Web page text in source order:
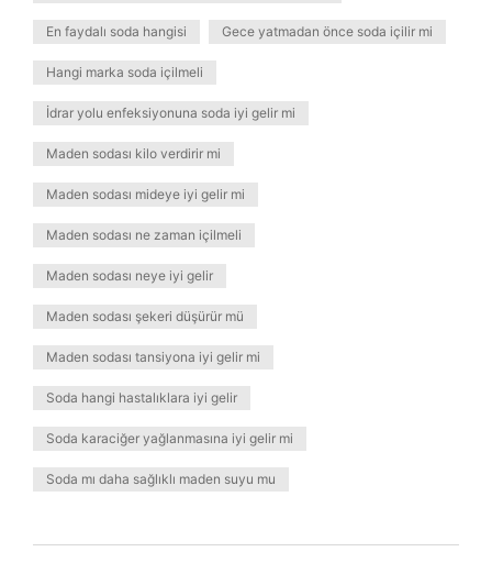
En faydalı soda hangisi Gece yatmadan önce soda içilir mi
Hangi marka soda içilmeli
İdrar yolu enfeksiyonuna soda iyi gelir mi
Maden sodası kilo verdirir mi
Maden sodası mideye iyi gelir mi
Maden sodası ne zaman içilmeli
Maden sodası neye iyi gelir
Maden sodası şekeri düşürür mü
Maden sodası tansiyona iyi gelir mi
Soda hangi hastalıklara iyi gelir
Soda karaciğer yağlanmasına iyi gelir mi
Soda mı daha sağlıklı maden suyu mu